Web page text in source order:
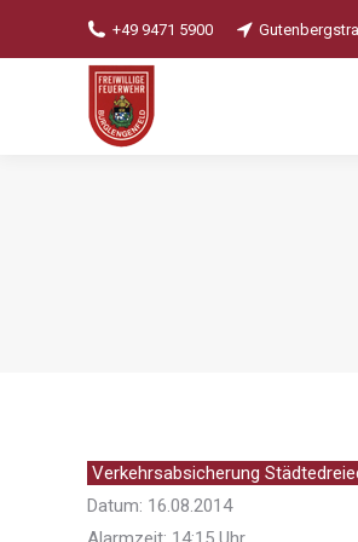
+49 9471 5900
Verkehrsabsicherung
Datum: 16.08.2014